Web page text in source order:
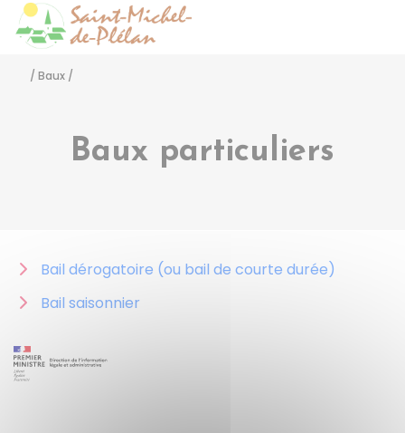
/ Baux /
Baux particuliers
Bail dérogatoire (ou bail de courte durée)
Bail saisonnier